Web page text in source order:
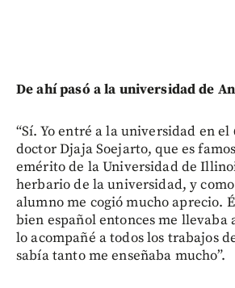
De ahí pasó a la universidad de
“Sí. Yo entré a la universidad en
doctor Djaja Soejarto, que es
emérito de la Universidad de
herbario de la universidad, y
alumno me cogió mucho aprecio.
bien español entonces me llevaba
lo acompañé a todos los trabajos
sabía tanto me enseñaba mucho”.